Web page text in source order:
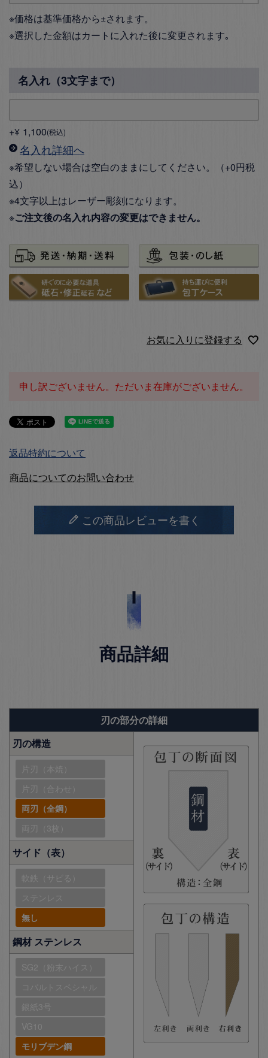
※価格は基準価格から±されます。
※選択した金額はカートに入れた後に変更されます｡
名入れ（3文字まで）
+¥ 1,100 税込
名入れ詳細へ
※希望しない場合は空白のままにしてください。（+0円税
込）
※4文字以上はレーザー彫刻になります。
※ご注文後の名入れ内容の変更はできません。
お気に入りに登録する
申し訳ございません。ただいま在庫がございません。
返品特約について
商品についてのお問い合わせ
この商品レビューを書く
商品詳細
刃の部分の詳細
刃の構造
片刃（本焼）
片刃（合わせ）
両刃（全鋼）
両刃（3枚）
サイド（表）
軟鉄（サビる）
ステンレス
無し
鋼材 ステンレス
SG2（粉末ハイス）
コバルトスペシャル
銀紙3号
VG10
モリブデン鋼